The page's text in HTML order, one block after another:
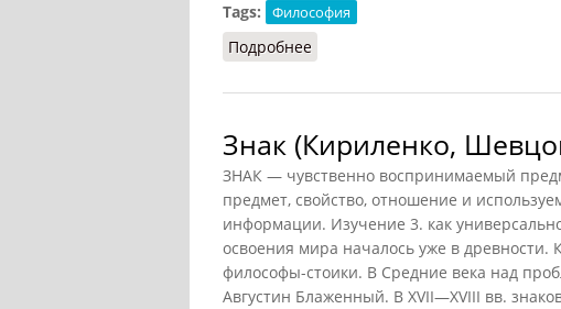
Tags:
Философия
Подробнее
Знак (Кириленко,
ЗНАК — чувственно воспринимаемый
предмет, свойство, отношение и
информации. Изучение 3. как
освоения мира началось уже в
философы-стоики. В Средние века над
Августин Блаженный. В XVII—XVIII вв.